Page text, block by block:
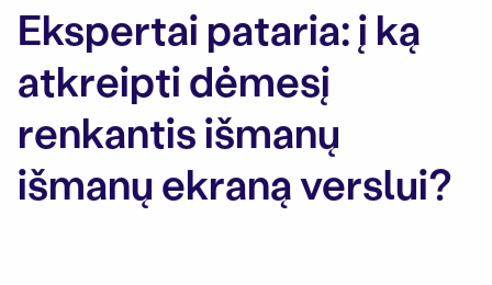
Ekspertai pataria: į ką
atkreipti dėmesį
renkantis išmanų
išmanų ekraną verslui?